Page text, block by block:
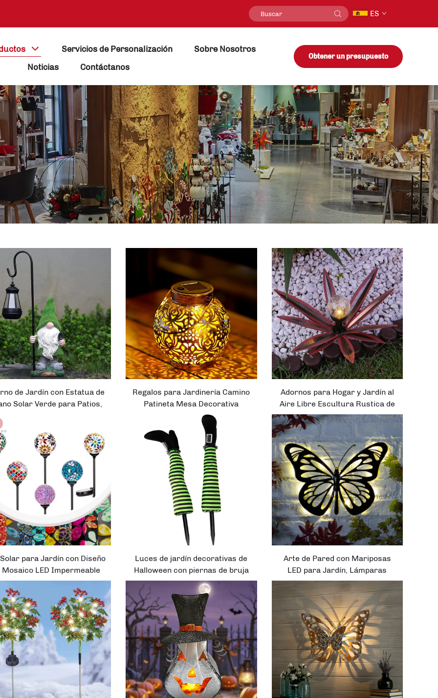
ES
Servicios de Personalización
Sobre Nosotros
Noticias
Contáctanos
Obtener un presupuesto
de Jardín con Estatua de
Solar Verde para Patios,
Regalos para Jardinería Camino
Patineta Mesa Decorativa
Impermeable Lámpara Solar
Metálica al Aire Libre
Adornos para Hogar y Jardín al
Aire Libre Escultura Rustica de
Tequila Ornamnetos para
Césped Planta Agave Metal con
Luces LED Multicolor Solar
para Jardín con Diseño
Mosaico LED Impermeable
Paisaje, Prado y Patio
Luces de jardín decorativas de
Halloween con piernas de bruja
al revés y estaca de suelo
Arte de Pared con Mariposas
LED para Jardín, Lámparas
Solares con Panel Solar y
Energía de Batería, Cuerpo de
Hierro para Aplicaciones al Aire
Libre